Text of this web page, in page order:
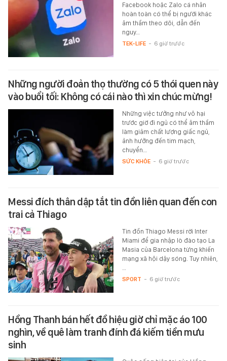
Facebook hoặc Zalo cá nhân
hoàn toàn có thể bị người khác
âm thầm theo dõi, dẫn đến
nguy…
TEK-LIFE - 6 giờ trước
Những người đoản thọ thường có 5 thói quen này
vào buổi tối: Không có cái nào thì xin chúc mừng!
Những việc tưởng như vô hại
trước giờ đi ngủ có thể âm thầm
làm giảm chất lượng giấc ngủ,
ảnh hưởng đến tim mạch,
chuyển…
SỨC KHỎE - 6 giờ trước
Messi đích thân dập tắt tin đồn liên quan đến con
trai cả Thiago
Tin đồn Thiago Messi rời Inter
Miami để gia nhập lò đào tạo La
Masia của Barcelona từng khiến
mạng xã hội dậy sóng. Tuy nhiên,
SPORT - 6 giờ trước
Hồng Thanh bán hết đồ hiệu giờ chỉ mặc áo 100
nghìn, về quê làm tranh đính đá kiếm tiền mưu
sinh